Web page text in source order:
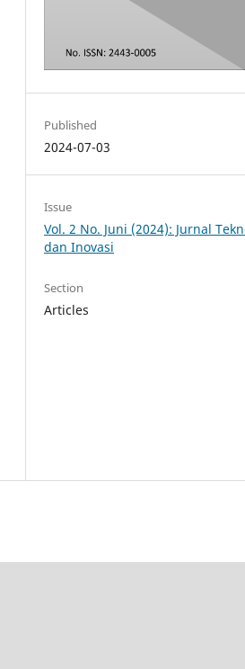
Published
2024-07-03
Issue
Vol. 2 No. Juni (2024): Jurnal
dan Inovasi
Section
Articles